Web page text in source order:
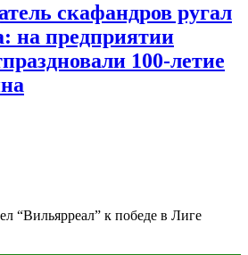
скафандров ругал
на предприятии
100-летие
“Вильярреал” к победе в Лиге